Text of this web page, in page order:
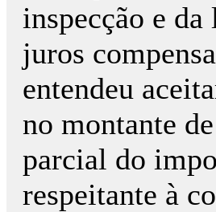
inspecção e
juros
entendeu
no montante
parcial do
respeitante à